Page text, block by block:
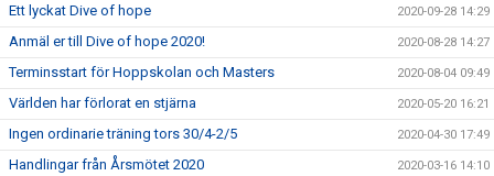
Ett lyckat Dive of hope 2020-09-28 14:29
Anmäl er till Dive of hope 2020! 2020-08-28 14:27
Terminsstart för Hoppskolan och Masters 2020-08-04 09:49
Världen har förlorat en stjärna 2020-05-20 16:21
Ingen ordinarie träning tors 30/4-2/5 2020-04-30 17:49
Handlingar från Årsmötet 2020 2020-03-16 14:10